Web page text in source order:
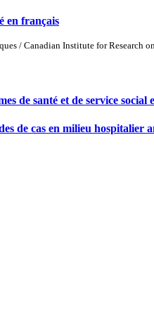
en français
/ Canadian Institute for Research
de santé et de service
de cas en milieu hospitalier